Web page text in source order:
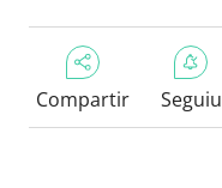
Compartir Seguiu